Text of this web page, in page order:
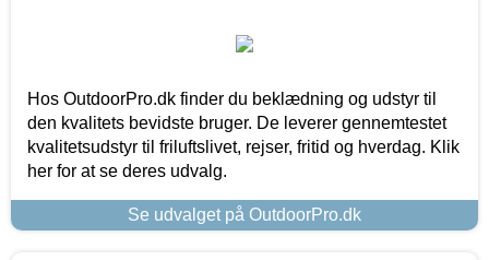
Hos OutdoorPro.dk finder du beklædning og udstyr til
den kvalitets bevidste bruger. De leverer gennemtestet
kvalitetsudstyr til friluftslivet, rejser, fritid og hverdag. Klik
her for at se deres udvalg.
Se udvalget på OutdoorPro.dk